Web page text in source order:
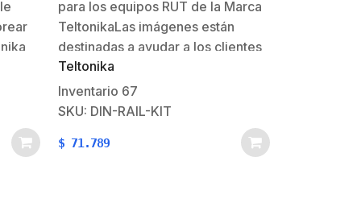
para los equipos RUT de la Marca
TeltonikaLas imágenes están
destinadas a ayudar a los clientes
a aproximar con precisión el
tamaño del accesorio antes de la
instalación. Todas las medidas se
(mm).Vista
Teltonika
Inventario 67
SKU: DIN-RAIL-KIT
$ 71.789